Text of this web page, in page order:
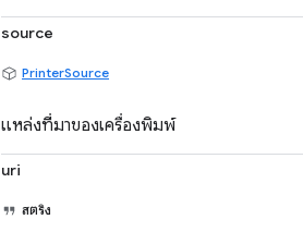
source
PrinterSource
แหล่งที่มาของเครื่องพิมพ์
uri
สตริง